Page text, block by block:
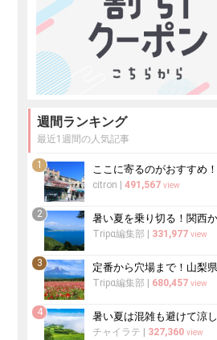
週間ランキング
最近1週間の人気記事
1
citron 491,567 view
2
Tripα編集部 331,977 view
3
Tripα編集部 680,457 view
4
チャイラテ 327,360 view